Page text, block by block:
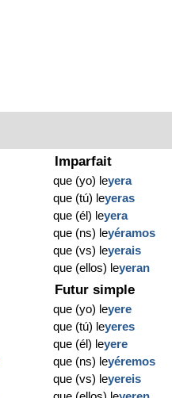
Imparfait
que (yo) leyera
que (tú) leyeras
que (él) leyera
que (ns) leyéramos
que (vs) leyerais
que (ellos) leyeran
Futur simple
que (yo) leyere
que (tú) leyeres
que (él) leyere
que (ns) leyéremos
que (vs) leyereis